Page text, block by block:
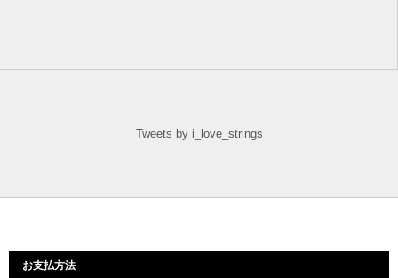
Tweets by i_love_strings
お支払方法